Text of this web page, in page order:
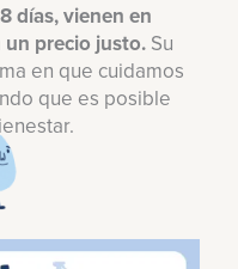
días, vienen en
precio justo. Su
en que cuidamos
que es posible